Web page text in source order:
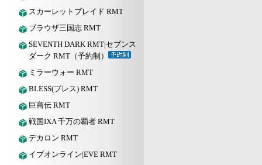
スカーレットブレイド RMT
ブラウザ三国志 RMT
SEVENTH DARK RMT|セブンス
ダーク RMT（予約制）
ミラーウォー RMT
BLESS(ブレス) RMT
巨商伝 RMT
戦国IXA 千万の覇者 RMT
デカロン RMT
イブオンライン|EVE RMT